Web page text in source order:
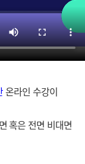
온라인 수강이
혹은 전면 비대면